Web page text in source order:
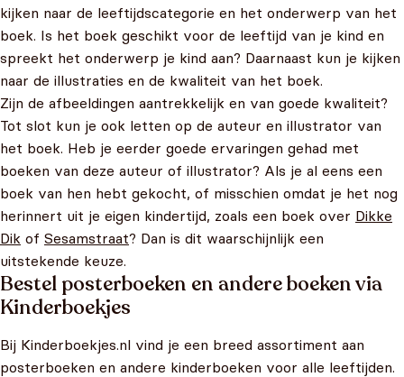
kijken naar de leeftijdscategorie en het onderwerp van het
boek. Is het boek geschikt voor de leeftijd van je kind en
spreekt het onderwerp je kind aan? Daarnaast kun je kijken
naar de illustraties en de kwaliteit van het boek.
Zijn de afbeeldingen aantrekkelijk en van goede kwaliteit?
Tot slot kun je ook letten op de auteur en illustrator van
het boek. Heb je eerder goede ervaringen gehad met
boeken van deze auteur of illustrator? Als je al eens een
boek van hen hebt gekocht, of misschien omdat je het nog
herinnert uit je eigen kindertijd, zoals een boek over Dikke
Dik of Sesamstraat? Dan is dit waarschijnlijk een
uitstekende keuze.
Bestel posterboeken en andere boeken via
Kinderboekjes
Bij Kinderboekjes.nl vind je een breed assortiment aan
posterboeken en andere kinderboeken voor alle leeftijden.